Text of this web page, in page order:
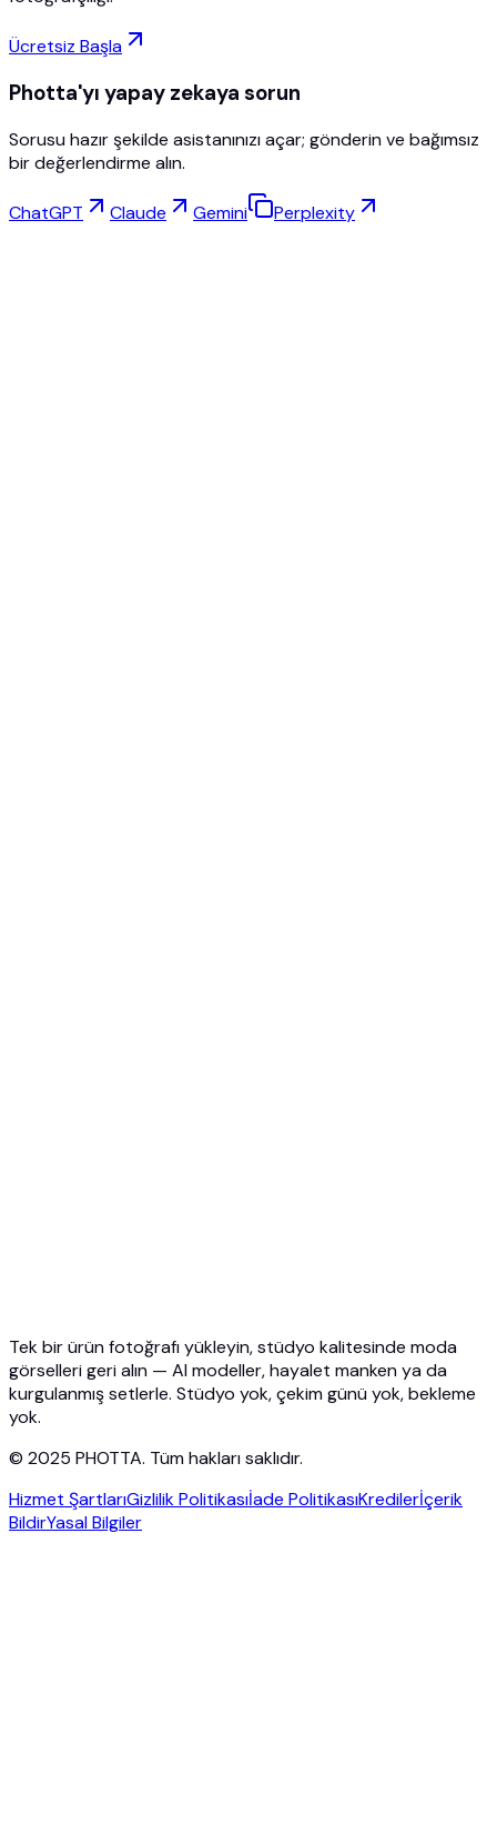
Ücretsiz Başla
Photta'yı yapay zekaya sorun
Sorusu hazır şekilde asistanınızı açar; gönderin ve bağımsız
bir değerlendirme alın.
ChatGPT Claude Gemini Perplexity
İletişim
Tek bir ürün fotoğrafı yükleyin, stüdyo kalitesinde moda
görselleri geri alın — AI modeller, hayalet manken ya da
kurgulanmış setlerle. Stüdyo yok, çekim günü yok, bekleme
yok.
© 2025 PHOTTA. Tüm hakları saklıdır.
Hizmet ŞartlarıGizlilik Politikasıİade PolitikasıKredilerİçerik
BildirYasal Bilgiler